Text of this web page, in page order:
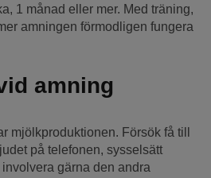
1 månad eller mer. Med träning,
amningen förmodligen fungera
amning
mjölkproduktionen. Försök få till
på telefonen, sysselsätt
gärna den andra